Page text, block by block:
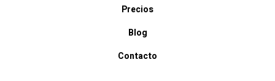
Precios
Blog
Contacto